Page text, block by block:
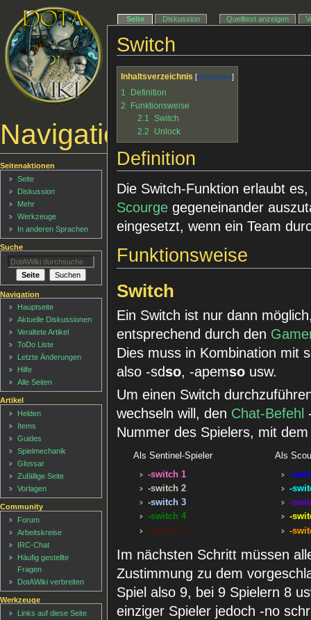
Switch
Inhaltsverzeichnis
1
Definition
2
Funktionsweise
2.1 Switch
2.2
Unlock
Definition
Die Switch-Funktion erlaubt
Scourge gegeneinander
eingesetzt, wenn ein Team
Funktionsweise
Switch
Ein Switch ist nur dann
entsprechend durch den
Dies muss in Kombination mit
also -sdso, -apemso usw.
Um einen Switch
wechseln will, den Chat-Befehl
Nummer des Spielers, mit
Als Sentinel-Spieler
Als
-switch 1
-switch 2
-switch 3
-switch 4
-switch 5
-
-
-
-
-
Im nächsten Schritt müssen
Zustimmung zu dem
Spiel also 9, bei 9 Spielern 8
einziger Spieler jedoch -no
Navigationsmenü
Seite Diskussion Quelltext anzeigen
Seitenaktionen
Seite
Diskussion
Mehr
Werkzeuge
In anderen Sprachen
Suche
Navigation
Hauptseite
Aktuelle Diskussionen
Veraltete Artikel
ToDo Liste
Letzte Änderungen
Hilfe
Alle Seiten
Artikel
Helden
Items
Guides
Spielmechanik
Glossar
Zufällige Seite
Vorlagen
Community
Forum
Arbeitskreise
IRC-Chat
Häufig gestellte
Fragen
DotAWiki verbreiten
Werkzeuge
Links auf diese Seite